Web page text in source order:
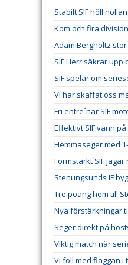
Stabilt SIF höll
Kom och fira
Adam Bergholtz
SIF Herr säkrar
SIF spelar om
Vi har skaffat oss
Fri entre´när SIF
Effektivt SIF vann
Hemmaseger med
Formstarkt SIF jagar
Stenungsunds IF
Tre poäng hem till
Nya förstärkningar
Seger direkt på
Viktig match när
Vi föll med flaggan i